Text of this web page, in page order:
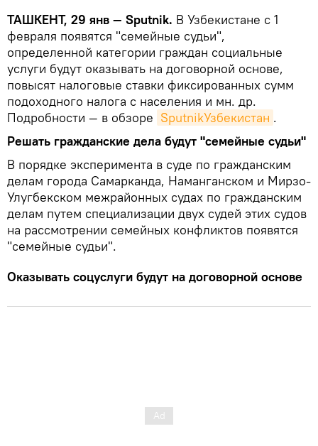
ТАШКЕНТ, 29 янв — Sputnik. В Узбекистане с 1
февраля появятся "семейные судьи",
определенной категории граждан социальные
услуги будут оказывать на договорной основе,
повысят налоговые ставки фиксированных сумм
подоходного налога с населения и мн. др.
Подробности — в обзоре SputnikУзбекистан .
Решать гражданские дела будут "семейные судьи"
В порядке эксперимента в суде по гражданским
делам города Самарканда, Наманганском и Мирзо-
Улугбекском межрайонных судах по гражданским
делам путем специализации двух судей этих судов
на рассмотрении семейных конфликтов появятся
"семейные судьи".
Оказывать соцуслуги будут на договорной основе